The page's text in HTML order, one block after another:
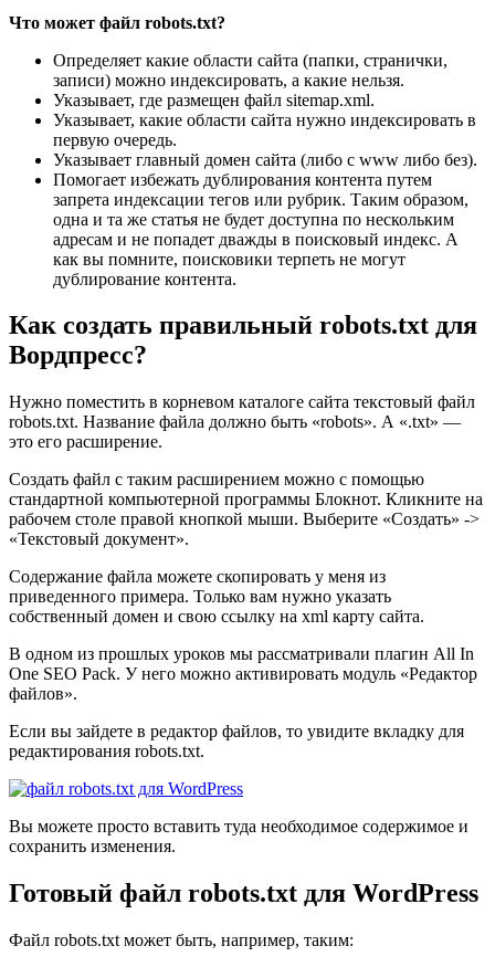
Что может файл robots.txt?
Определяет какие области сайта (папки, странички,
записи) можно индексировать, а какие нельзя.
Указывает, где размещен файл sitemap.xml.
Указывает, какие области сайта нужно индексировать в
первую очередь.
Указывает главный домен сайта (либо с www либо без).
Помогает избежать дублирования контента путем
запрета индексации тегов или рубрик. Таким образом,
одна и та же статья не будет доступна по нескольким
адресам и не попадет дважды в поисковый индекс. А
как вы помните, поисковики терпеть не могут
дублирование контента.
Как создать правильный robots.txt для
Вордпресс?
Нужно поместить в корневом каталоге сайта текстовый файл
robots.txt. Название файла должно быть «robots». А «.txt» —
это его расширение.
Создать файл с таким расширением можно с помощью
стандартной компьютерной программы Блокнот. Кликните на
рабочем столе правой кнопкой мыши. Выберите «Создать» ->
«Текстовый документ».
Содержание файла можете скопировать у меня из
приведенного примера. Только вам нужно указать
собственный домен и свою ссылку на xml карту сайта.
В одном из прошлых уроков мы рассматривали плагин All In
One SEO Pack. У него можно активировать модуль «Редактор
файлов».
Если вы зайдете в редактор файлов, то увидите вкладку для
редактирования robots.txt.
Вы можете просто вставить туда необходимое содержимое и
сохранить изменения.
Готовый файл robots.txt для WordPress
Файл robots.txt может быть, например, таким: